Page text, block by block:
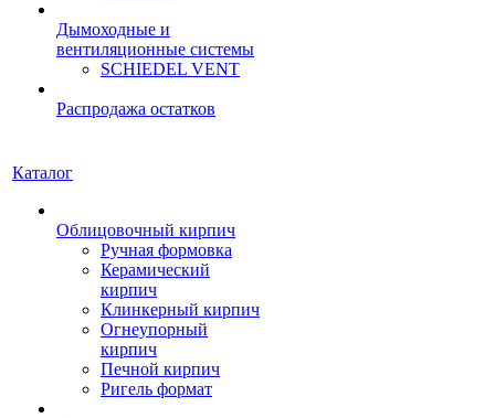
Дымоходные и
вентиляционные системы
SCHIEDEL VENT
Распродажа остатков
Каталог
Облицовочный кирпич
Ручная формовка
Керамический
кирпич
Клинкерный кирпич
Огнеупорный
кирпич
Печной кирпич
Ригель формат